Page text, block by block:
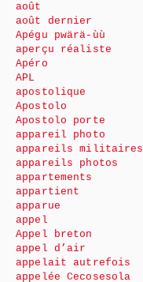
août
août dernier
Apégu pwärä-ùù
aperçu réaliste
Apéro
APL
apostolique
Apostolo
Apostolo porte
appareil photo
appareils militaires
appareils photos
appartements
appartient
apparue
appel
Appel breton
appel d’air
appelait autrefois
appelée Cecosesola